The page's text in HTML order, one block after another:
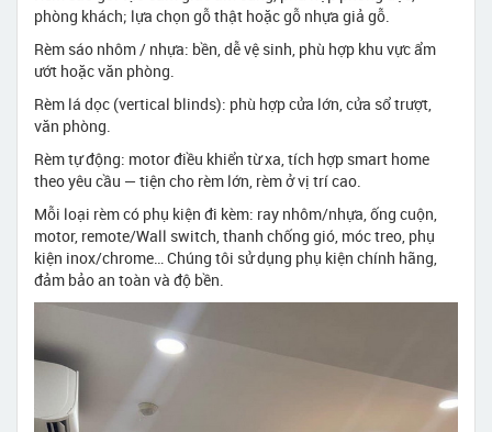
phòng khách; lựa chọn gỗ thật hoặc gỗ nhựa giả gỗ.
Rèm sáo nhôm / nhựa: bền, dễ vệ sinh, phù hợp khu vực ẩm
ướt hoặc văn phòng.
Rèm lá dọc (vertical blinds): phù hợp cửa lớn, cửa sổ trượt,
văn phòng.
Rèm tự động: motor điều khiển từ xa, tích hợp smart home
theo yêu cầu — tiện cho rèm lớn, rèm ở vị trí cao.
Mỗi loại rèm có phụ kiện đi kèm: ray nhôm/nhựa, ống cuộn,
motor, remote/Wall switch, thanh chống gió, móc treo, phụ
kiện inox/chrome… Chúng tôi sử dụng phụ kiện chính hãng,
đảm bảo an toàn và độ bền.